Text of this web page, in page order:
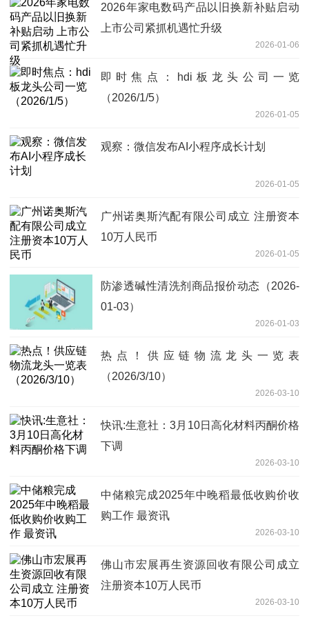
2026年家电数码产品以旧换新补贴启动
上市公司紧抓机遇忙升级
2026-01-06
即时焦点：hdi板龙头公司一览
（2026/1/5）
2026-01-05
观察：微信发布AI小程序成长计划
2026-01-05
广州诺奥斯汽配有限公司成立 注册资本
10万人民币
2026-01-05
防渗透碱性清洗剂商品报价动态（2026-
01-03）
2026-01-03
热点！供应链物流龙头一览表
（2026/3/10）
2026-03-10
快讯:生意社：3月10日高化材料丙酮价格
下调
2026-03-10
中储粮完成2025年中晚稻最低收购价收
购工作 最资讯
2026-03-10
佛山市宏展再生资源回收有限公司成立
注册资本10万人民币
2026-03-10